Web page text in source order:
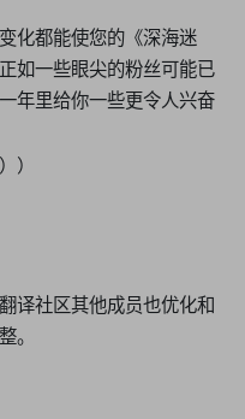
化都能使您的《深海迷
如一些眼尖的粉丝可能已
年里给你一些更令人兴奋
）
译社区其他成员也优化和
。